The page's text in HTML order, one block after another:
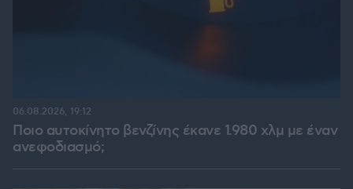
Ποιο αυτοκίνητο βενζίνης έκανε 1.980 χλμ με έναν
ανεφοδιασμό;
06.08.2026, 19:12